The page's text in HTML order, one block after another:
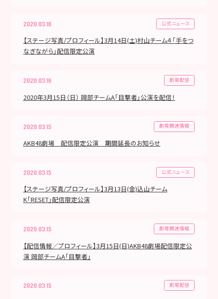
2020.03.16 公式ニュース
【ステージ写真/プロフィール】3月14日(土)村山チーム４「手をつ
なぎながら」配信限定公演
2020.03.16 劇場配信
2020年3月15日（日） 岡部チームA「目撃者」公演を配信！
2020.03.15 劇場関連情報
AKB48劇場 配信限定公演 期間延長のお知らせ
2020.03.15 公式ニュース
【ステージ写真/プロフィール】3月13日(金)込山チーム
K「RESET」配信限定公演
2020.03.15 劇場関連情報
【配信情報／プロフィール】3月15日(日)AKB48劇場配信限定公
演 岡部チームA「目撃者」
2020.03.15 劇場配信